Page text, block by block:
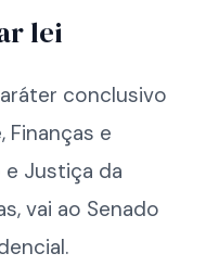
lei
conclusivo
Finanças e
Justiça da
vai ao Senado